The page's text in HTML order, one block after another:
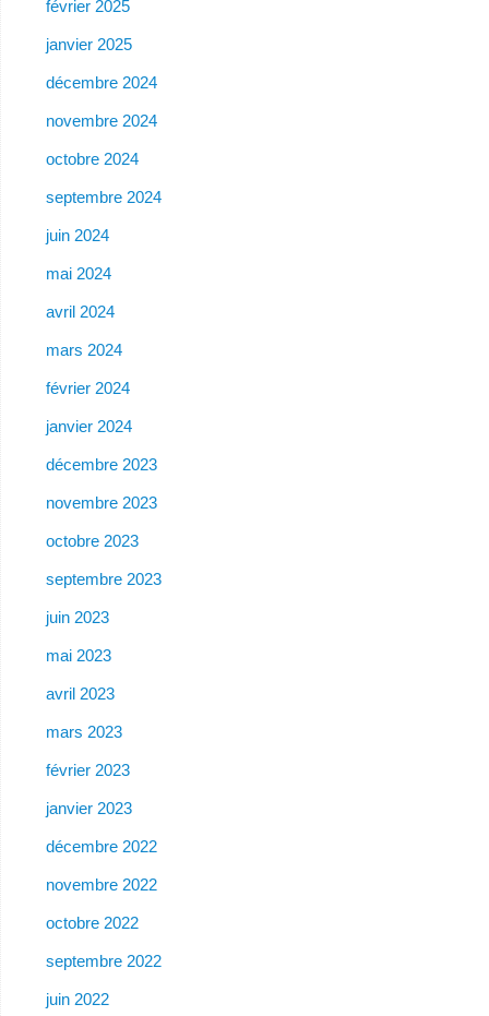
février 2025
janvier 2025
décembre 2024
novembre 2024
octobre 2024
septembre 2024
juin 2024
mai 2024
avril 2024
mars 2024
février 2024
janvier 2024
décembre 2023
novembre 2023
octobre 2023
septembre 2023
juin 2023
mai 2023
avril 2023
mars 2023
février 2023
janvier 2023
décembre 2022
novembre 2022
octobre 2022
septembre 2022
juin 2022